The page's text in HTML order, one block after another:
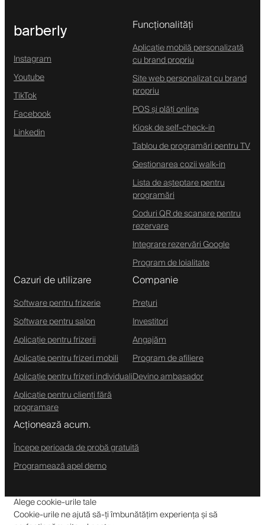
barberly
Instagram
Youtube
TikTok
Facebook
Linkedin
Funcționalități
Aplicație mobilă personalizată
cu brand propriu
Site web personalizat cu brand
propriu
POS și plăți online
Kiosk de self-check-in
Tablou de programări pentru TV
Gestionarea cozii walk-in
Lista de așteptare pentru
programări
Coduri QR de scanare pentru
rezervare
Integrare rezervări Google
Program de loialitate
Cazuri de utilizare
Software pentru frizerie
Software pentru salon
Aplicație pentru frizerii
Aplicație pentru frizeri mobili
Aplicație pentru frizeri individuali
Aplicație pentru clienți fără
programare
Companie
Prețuri
Investitori
Angajăm
Program de afiliere
Devino ambasador
Acționează acum.
Începe perioada de probă gratuită
Programează apel demo
Alege cookie-urile tale
Cookie-urile ne ajută să-ți îmbunătățim experiența și să